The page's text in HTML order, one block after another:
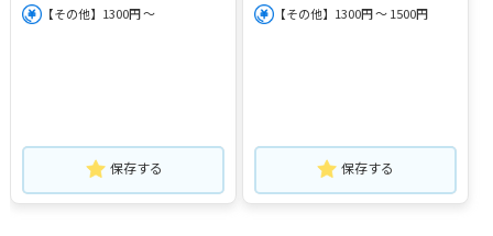
【その他】1300円 ～
保存する
【その他】1300円 ～ 1500円
保存する